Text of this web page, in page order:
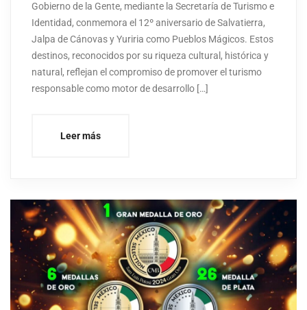
Gobierno de la Gente, mediante la Secretaría de Turismo e
Identidad, conmemora el 12º aniversario de Salvatierra,
Jalpa de Cánovas y Yuriria como Pueblos Mágicos. Estos
destinos, reconocidos por su riqueza cultural, histórica y
natural, reflejan el compromiso de promover el turismo
responsable como motor de desarrollo […]
Leer más